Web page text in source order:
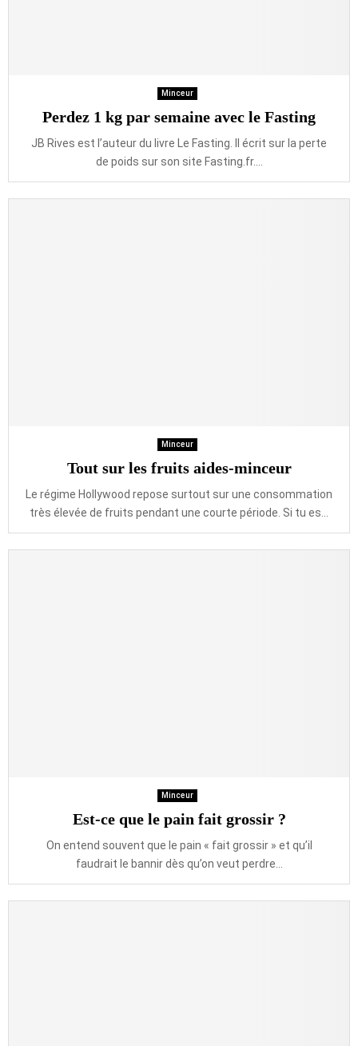
Minceur
Perdez 1 kg par semaine avec le Fasting
JB Rives est l’auteur du livre Le Fasting. Il écrit sur la perte
de poids sur son site Fasting.fr....
Minceur
Tout sur les fruits aides-minceur
Le régime Hollywood repose surtout sur une consommation
très élevée de fruits pendant une courte période. Si tu es...
Minceur
Est-ce que le pain fait grossir ?
On entend souvent que le pain « fait grossir » et qu’il
faudrait le bannir dès qu’on veut perdre...